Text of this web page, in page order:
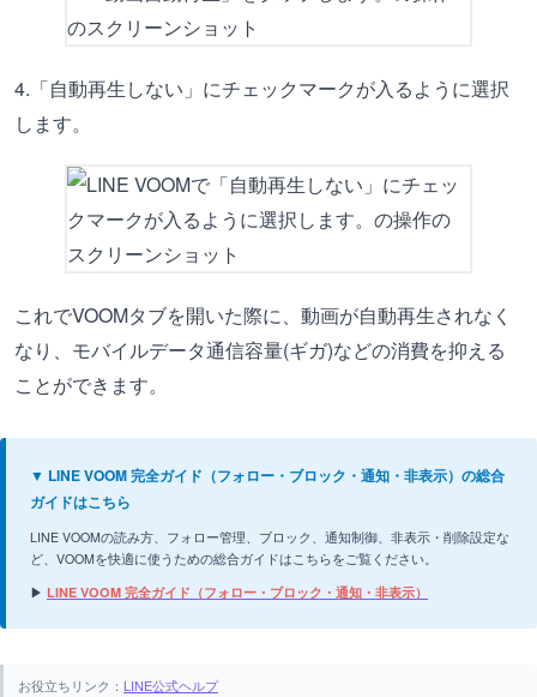
4.「自動再生しない」にチェックマークが入るように選択
します。
これでVOOMタブを開いた際に、動画が自動再生されなく
なり、モバイルデータ通信容量(ギガ)などの消費を抑える
ことができます。
▼ LINE VOOM 完全ガイド（フォロー・ブロック・通知・非表示）の総合
ガイドはこちら
LINE VOOMの読み方、フォロー管理、ブロック、通知制御、非表示・削除設定な
ど、VOOMを快適に使うための総合ガイドはこちらをご覧ください。
▶ LINE VOOM 完全ガイド（フォロー・ブロック・通知・非表示）
お役立ちリンク： LINE公式ヘルプ